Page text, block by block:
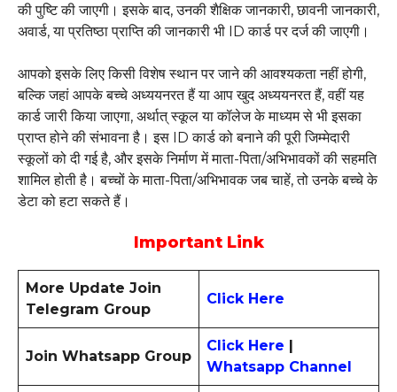
की पुष्टि की जाएगी। इसके बाद, उनकी शैक्षिक जानकारी, छावनी जानकारी,
अवार्ड, या प्रतिष्ठा प्राप्ति की जानकारी भी ID कार्ड पर दर्ज की जाएगी।
आपको इसके लिए किसी विशेष स्थान पर जाने की आवश्यकता नहीं होगी,
बल्कि जहां आपके बच्चे अध्ययनरत हैं या आप खुद अध्ययनरत हैं, वहीं यह
कार्ड जारी किया जाएगा, अर्थात् स्कूल या कॉलेज के माध्यम से भी इसका
प्राप्त होने की संभावना है। इस ID कार्ड को बनाने की पूरी जिम्मेदारी
स्कूलों को दी गई है, और इसके निर्माण में माता-पिता/अभिभावकों की सहमति
शामिल होती है। बच्चों के माता-पिता/अभिभावक जब चाहें, तो उनके बच्चे के
डेटा को हटा सकते हैं।
Important Link
More Update Join
Telegram Group
Click Here
Join Whatsapp Group
Click Here |
Whatsapp Channel